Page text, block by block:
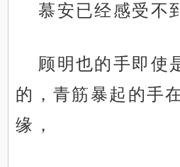
慕安已经感受不
顾明也的手即使
的，青筋暴起的手
缘，